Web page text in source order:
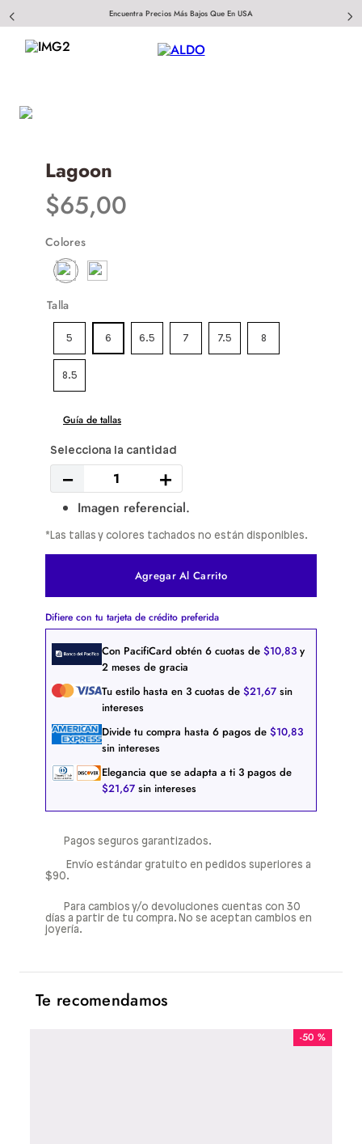
Encuentra Precios Más Bajos Que En USA
Lagoon
$65,00
Colores
Talla
5 6 6.5 7 7.5 8
8.5
Guía de tallas
＋
－
Imagen referencial.
*Las tallas y colores tachados no están disponibles.
Agregar Al Carrito
Difiere con tu tarjeta de crédito preferida
Con PacifiCard obtén 6 cuotas de $10,83 y
2 meses de gracia
Tu estilo hasta en 3 cuotas de $21,67 sin
intereses
Divide tu compra hasta 6 pagos de $10,83
sin intereses
Elegancia que se adapta a ti 3 pagos de
$21,67 sin intereses
Pagos seguros garantizados.
Envío estándar gratuito en pedidos superiores a
$90.
Para cambios y/o devoluciones cuentas con 30
días a partir de tu compra. No se aceptan cambios en
joyería.
Te recomendamos
-50 %